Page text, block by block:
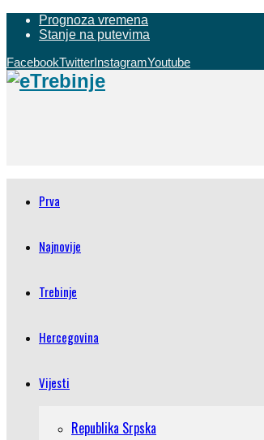
Prognoza vremena
Stanje na putevima
FacebookTwitterInstagramYoutube
Prva
Najnovije
Trebinje
Hercegovina
Vijesti
Republika Srpska